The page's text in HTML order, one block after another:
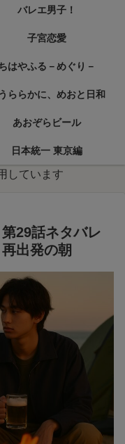
バレエ男子！
子宮恋愛
はやふる－めぐり－
ららかに、めおと日和
あおぞらビール
日本統一 東京編
しています
29話ネタバレ
出発の朝